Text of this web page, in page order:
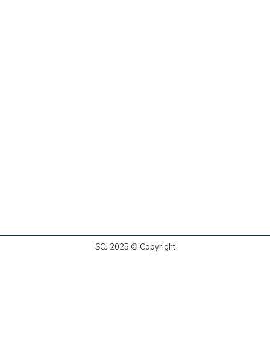
SCJ 2025 © Copyright